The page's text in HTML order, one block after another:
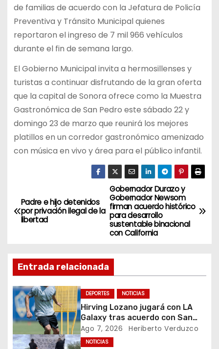
de familias de acuerdo con la Jefatura de Policía
Preventiva y Tránsito Municipal quienes
reportaron el ingreso de 7 mil 966 vehículos
durante el fin de semana largo.
El Gobierno Municipal invita a hermosillenses y
turistas a continuar disfrutando de la gran oferta
que la capital de Sonora ofrece como la Muestra
Gastronómica de San Pedro este sábado 22 y
domingo 23 de marzo que reunirá los mejores
platillos en un corredor gastronómico amenizado
con música en vivo y área para el público infantil.
N
a
e
g
a
c
i
Gobernador Durazo y
Gobernador Newsom
firman acuerdo histórico
para desarrollo
sustentable binacional
con California
Padre e hijo detenidos
por privación ilegal de la
libertad
Entrada relacionada
DEPORTES NOTICIAS
Hirving Lozano jugará con LA
Galaxy tras acuerdo con San
Diego FC
Ago 7, 2026 Heriberto Verduzco
NOTICIAS